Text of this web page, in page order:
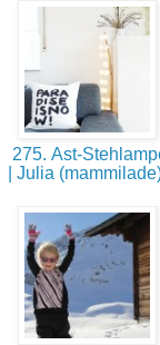
275. Ast-
| Julia